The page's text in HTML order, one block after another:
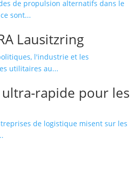
de propulsion alternatifs dans le
sont...
Lausitzring
l'industrie et les
utilitaires au...
ultra-rapide pour les
de logistique misent sur les